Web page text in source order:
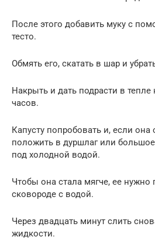
После этого добавить муку с
тесто.
Обмять его, скатать в шар и
Накрыть и дать подрасти в
часов.
Капусту попробовать и, если она
положить в дуршлаг или
под холодной водой.
Чтобы она стала мягче, ее нужно
сковороде с водой.
Через двадцать минут слить
жидкости.